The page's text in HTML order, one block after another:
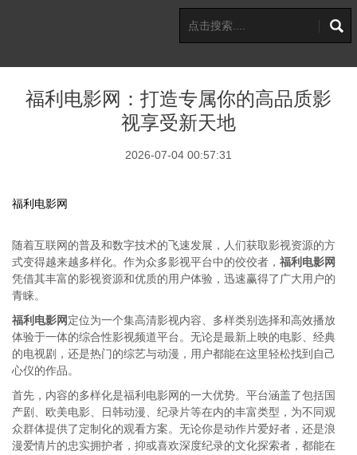
福利电影网：打造专属你的高品质影
视享受新天地
2026-07-04 00:57:31
福利电影网
随着互联网的普及和数字技术的飞速发展，人们获取影视资源的方
式变得越来越多样化。作为众多影视平台中的佼佼者， 福利电影网
凭借其丰富的影视资源和优质的用户体验，迅速赢得了广大用户的
青睐。
福利电影网定位为一个集高清影视内容、多样类别选择和高效播放
体验于一体的综合性影视频道平台。无论是最新上映的电影、经典
的电视剧，还是热门的综艺与动漫，用户都能在这里轻松找到自己
心仪的作品。
首先，内容的多样化是福利电影网的一大优势。平台涵盖了包括国
产剧、欧美电影、日韩动漫、纪录片等在内的丰富类型，为不同观
众群体提供了定制化的观看方案。无论你是动作片爱好者，还是浪
漫爱情片的忠实拥护者，抑或喜欢深度纪录的文化探索者，都能在